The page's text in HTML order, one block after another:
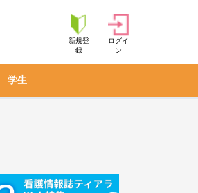
新規登
録
ログイ
ン
学生